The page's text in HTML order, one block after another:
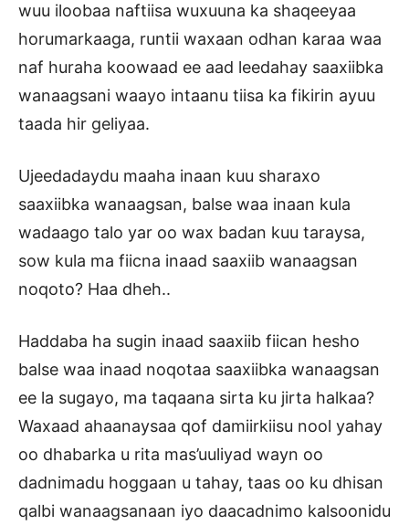
wuu iloobaa naftiisa wuxuuna ka shaqeeyaa
horumarkaaga, runtii waxaan odhan karaa waa
naf huraha koowaad ee aad leedahay saaxiibka
wanaagsani waayo intaanu tiisa ka fikirin ayuu
taada hir geliyaa.
Ujeedadaydu maaha inaan kuu sharaxo
saaxiibka wanaagsan, balse waa inaan kula
wadaago talo yar oo wax badan kuu taraysa,
sow kula ma fiicna inaad saaxiib wanaagsan
noqoto? Haa dheh..
Haddaba ha sugin inaad saaxiib fiican hesho
balse waa inaad noqotaa saaxiibka wanaagsan
ee la sugayo, ma taqaana sirta ku jirta halkaa?
Waxaad ahaanaysaa qof damiirkiisu nool yahay
oo dhabarka u rita mas’uuliyad wayn oo
dadnimadu hoggaan u tahay, taas oo ku dhisan
qalbi wanaagsanaan iyo daacadnimo kalsoonidu